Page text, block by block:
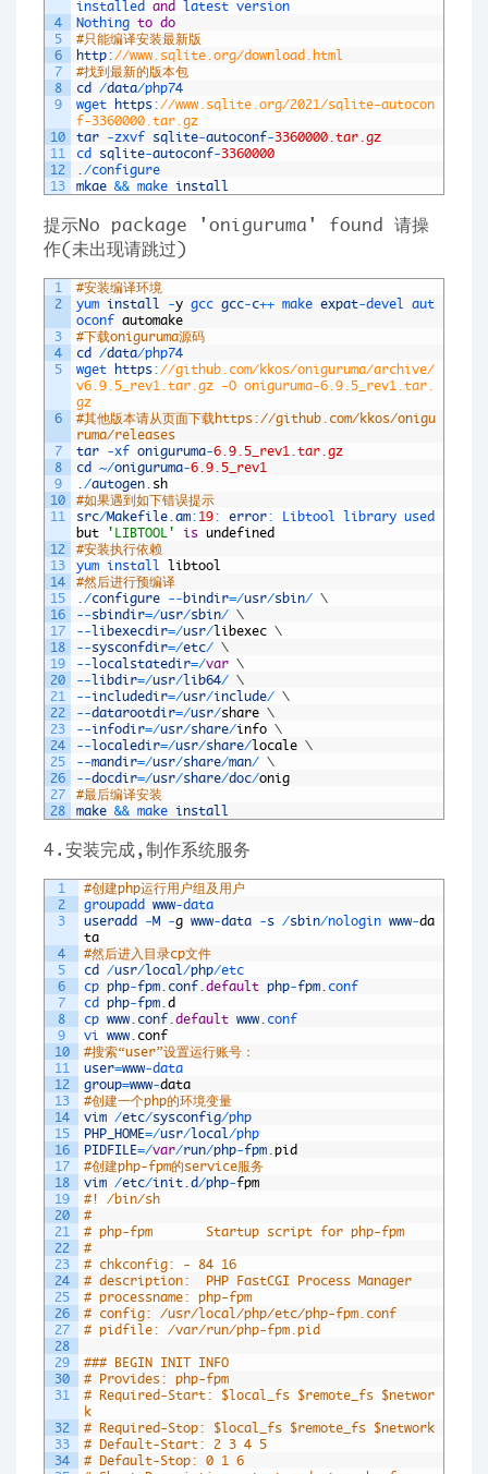
4
5
6
7
8
9
10
11
12
13
installed and latest version
Nothing to do
#只能编译安装最新版
http: //www.sqlite.org/download.html
#找到最新的版本包
cd /data/php74
wget https: //www.sqlite.org/2021/sqlite-autocon
f-3360000.tar.gz
tar -zxvf sqlite-autoconf-3360000.tar.gz
cd sqlite-autoconf-3360000
/configure
mkae && make install
提示No package 'oniguruma' found 请操
作(未出现请跳过)
1
2
3
4
5
6
7
8
9
10
11
12
13
14
15
16
17
18
19
20
21
22
23
24
25
26
27
28
#安装编译环境
yum install -y gcc gcc-c++ make expat-devel aut
oconf automake
#下载oniguruma源码
cd /data/php74
wget https: //github.com/kkos/oniguruma/archive/
v6.9.5_rev1.tar.gz -O oniguruma-6.9.5_rev1.tar.
gz
#其他版本请从页面下载https://github.com/kkos/onigu
ruma/releases
tar -xf oniguruma-6.9.5_rev1.tar.gz
cd ~/oniguruma-6.9.5_rev1
/autogen sh
#如果遇到如下错误提示
src/Makefile am: 19: error: Libtool library
but 'LIBTOOL' is undefined
#安装执行依赖
yum install libtool
#然后进行预编译
/configure -- bindir=/usr/sbin/ \
--sbindir=/usr/sbin/ \
--libexecdir=/usr/libexec \
--sysconfdir=/etc/ \
--localstatedir=/var \
--libdir=/usr/lib64/ \
--includedir=/usr/include/ \
--datarootdir=/usr/share \
--infodir=/usr/share/info \
--localedir=/usr/share/locale \
--mandir=/usr/share/man/ \
--docdir=/usr/share/doc/onig
#最后编译安装
make && make install
4.安装完成,制作系统服务
1
2
3
4
5
6
7
8
9
10
11
12
13
14
15
16
17
18
19
20
21
22
23
24
25
26
27
28
29
30
31
32
33
34
#创建php运行用户组及用户
groupadd www-data
useradd -M -g www-data -s /sbin/nologin www-da
ta
#然后进入目录cp文件
cd /usr/local /php/etc
cp php-fpm conf default php-fpm conf
cd php-fpm d
cp www conf default www conf
vi www conf
#搜索“user”设置运行账号：
user=www-data
group=www-data
#创建一个php的环境变量
vim /etc/sysconfig/php
PHP_HOME=/usr/local /php
PIDFILE=/var/run/php-fpm pid
#创建php-fpm的service服务
vim /etc/init d/php-fpm
#! /bin/sh
#
# php-fpm       Startup script for php-fpm
#
# chkconfig: - 84 16
# description:  PHP FastCGI Process Manager
# processname: php-fpm
# config: /usr/local/php/etc/php-fpm.conf
# pidfile: /var/run/php-fpm.pid
### BEGIN INIT INFO
# Provides: php-fpm
# Required-Start: $local_fs $remote_fs $networ
k
# Required-Stop: $local_fs $remote_fs $network
# Default-Start: 2 3 4 5
# Default-Stop: 0 1 6